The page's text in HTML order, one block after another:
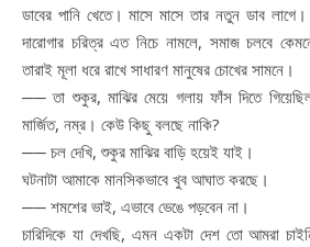
ডাবের পানি খেতে। মাসে মাসে তার নতুন ডাব
দারোগার চরিত্র এত নিচে নামলে, সমাজ চলবে
তারাই মূলা ধরে রাখে সাধারণ মানুষের চোখের সামনে।
── তা শুকুর, মাঝির মেয়ে গলায় ফাঁস দিতে
মার্জিত, নম্র। কেউ কিছু বলছে নাকি?
── চল দেখি, শুকুর মাঝির বাড়ি হয়েই যাই।
ঘটনাটা আমাকে মানসিকভাবে খুব আঘাত করছে।
── শমশের ভাই, এভাবে ভেঙে পড়বেন না।
চারিদিকে যা দেখছি, এমন একটা দেশ তো আমরা